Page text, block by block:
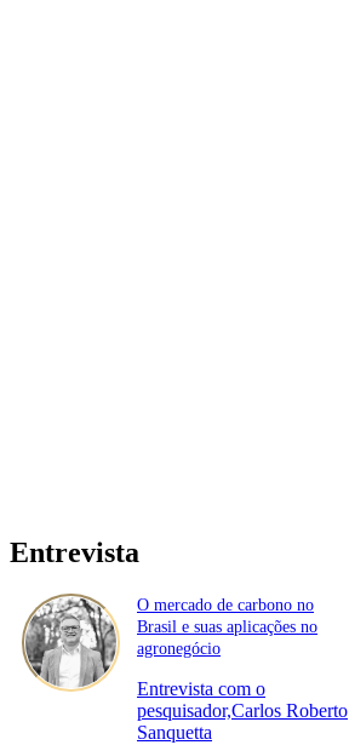
Entrevista
O mercado de carbono no
Brasil e suas aplicações no
agronegócio
Entrevista com o
pesquisador,Carlos Roberto
Sanquetta